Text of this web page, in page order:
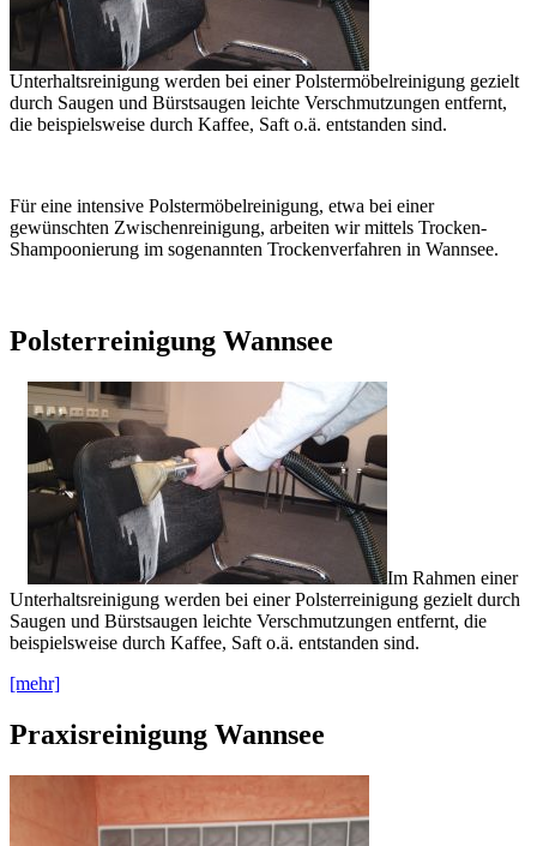
Unterhaltsreinigung werden bei einer Polstermöbelreinigung gezielt
durch Saugen und Bürstsaugen leichte Verschmutzungen entfernt,
die beispielsweise durch Kaffee, Saft o.ä. entstanden sind.
Für eine intensive Polstermöbelreinigung, etwa bei einer
gewünschten Zwischenreinigung, arbeiten wir mittels Trocken-
Shampoonierung im sogenannten Trockenverfahren in Wannsee.
Polsterreinigung Wannsee
Im Rahmen einer
Unterhaltsreinigung werden bei einer Polsterreinigung gezielt durch
Saugen und Bürstsaugen leichte Verschmutzungen entfernt, die
beispielsweise durch Kaffee, Saft o.ä. entstanden sind.
[mehr]
Praxisreinigung Wannsee